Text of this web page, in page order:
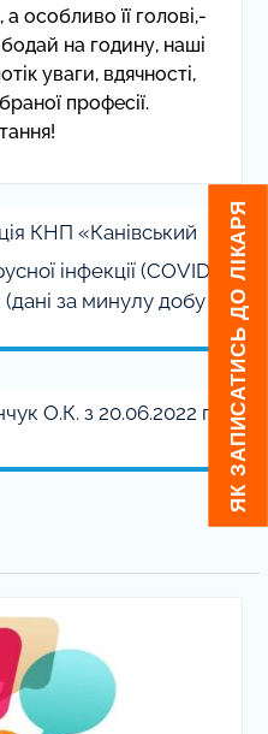
особливо її голові,-
на годину, наші
уваги, вдячності,
професії.
КНП «Канівський
інфекції (COVID-
за минулу добу
О.К. з 20.06.2022 по
ЯК ЗАПИСАТИСЬ ДО ЛІКАРЯ